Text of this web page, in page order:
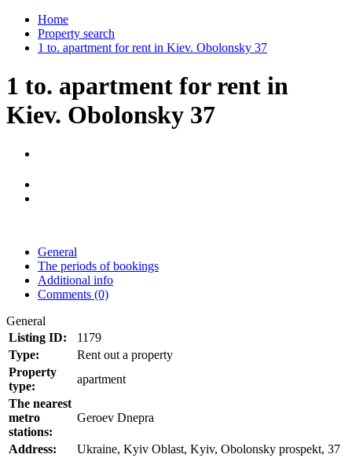
Home
Property search
1 to. apartment for rent in Kiev. Obolonsky 37
1 to. apartment for rent in
Kiev. Obolonsky 37
General
The periods of bookings
Additional info
Comments (0)
General
Listing ID:
1179
Type:
Rent out a property
Property
type:
apartment
The nearest
metro
stations:
Geroev Dnepra
Address:
Ukraine, Kyiv Oblast, Kyiv, Obolonsky prospekt, 37